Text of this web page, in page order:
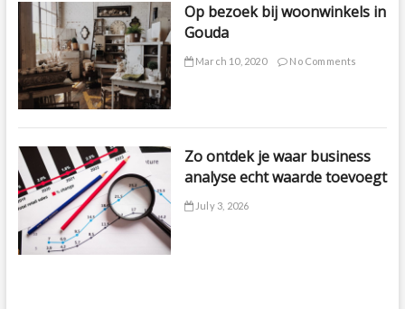
Op bezoek bij woonwinkels in
Gouda
March 10, 2020 No Comments
Zo ontdek je waar business
analyse echt waarde toevoegt
July 3, 2026